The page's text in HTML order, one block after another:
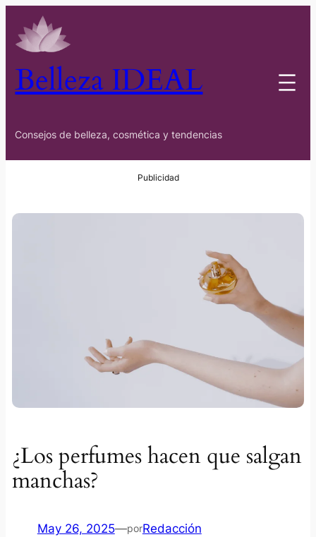
Belleza IDEAL
Consejos de belleza, cosmética y tendencias
¿Los perfumes hacen que salgan
manchas?
May 26, 2025—porRedacción